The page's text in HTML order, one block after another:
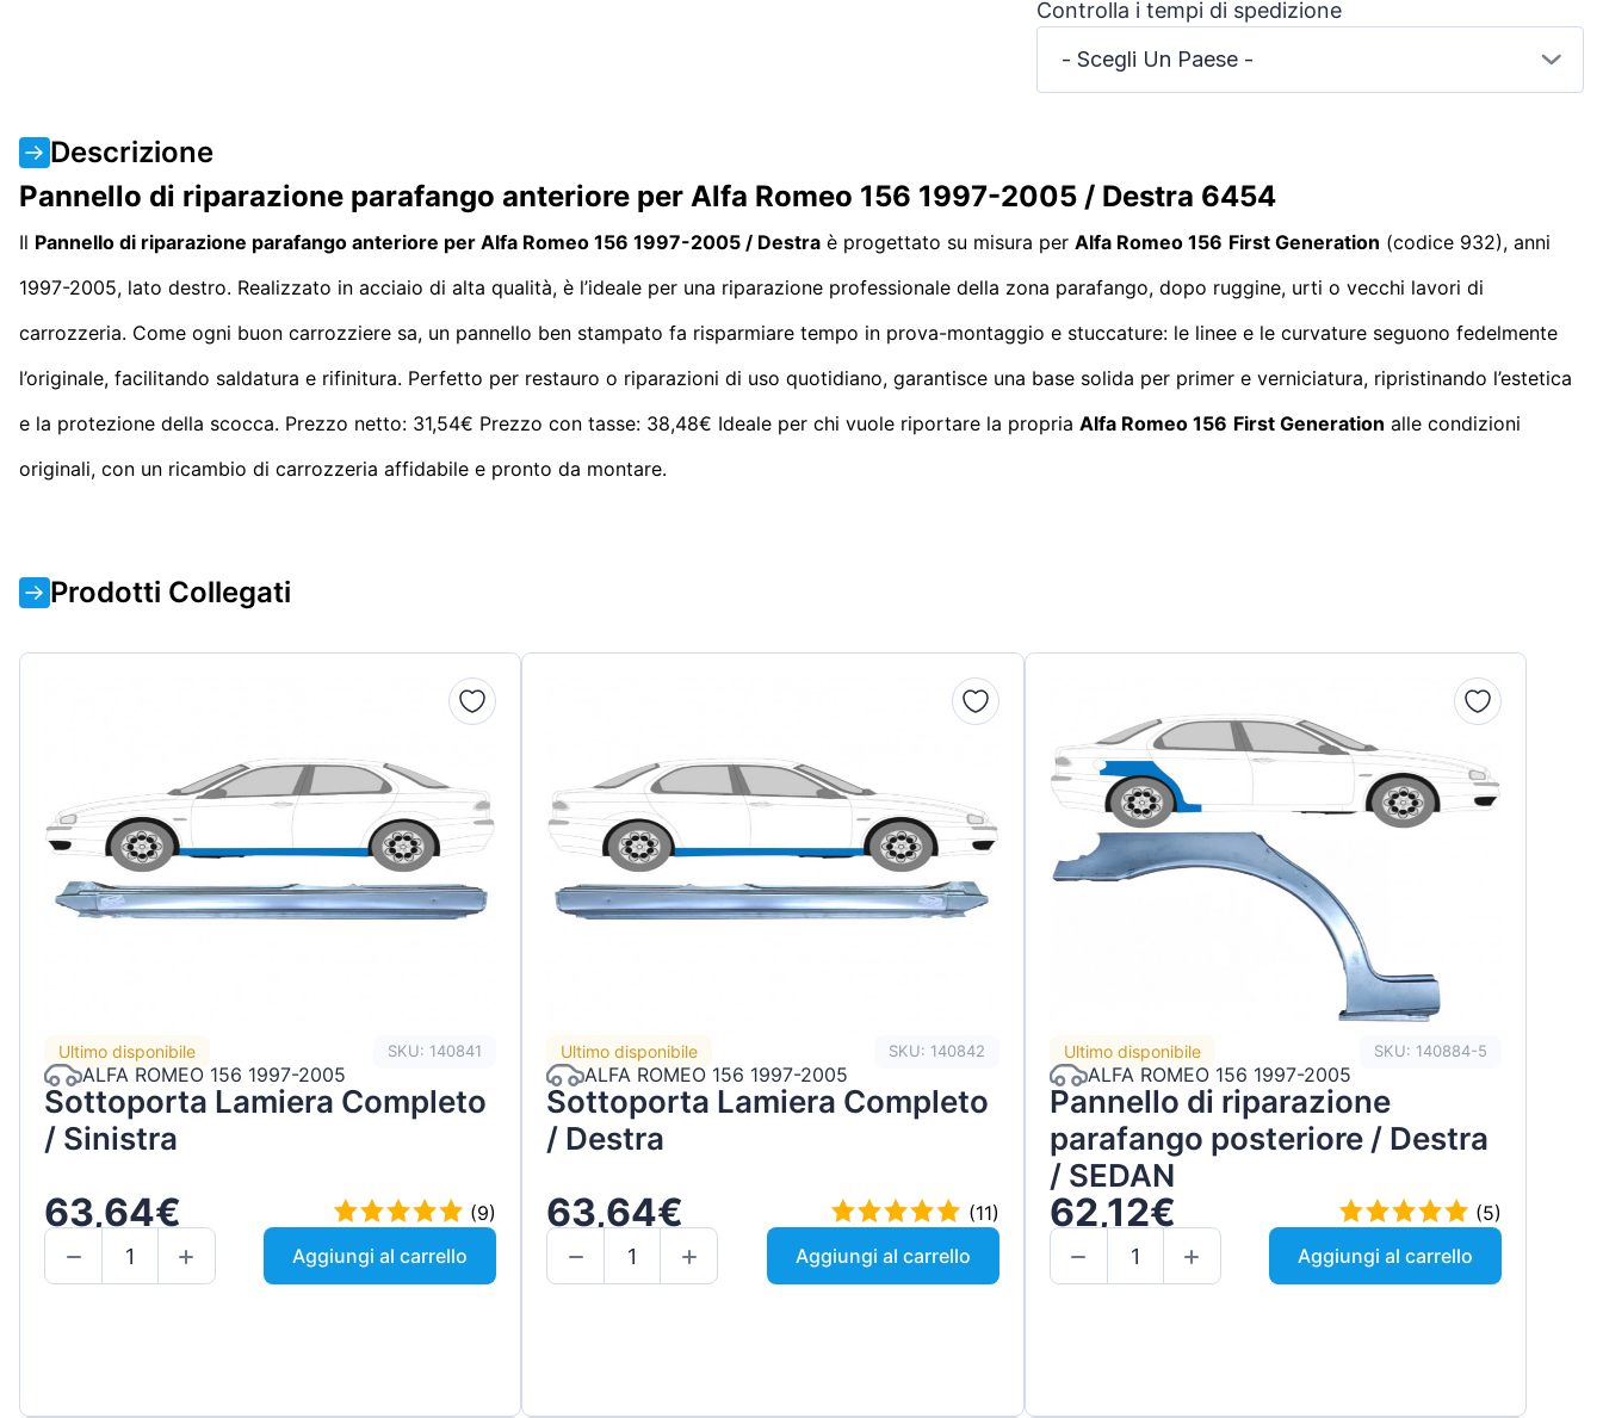
Controlla i tempi di spedizione
- Scegli Un Paese -
Descrizione
Pannello di riparazione parafango anteriore per Alfa Romeo 156 1997-2005 / Destra 6454
Il Pannello di riparazione parafango anteriore per Alfa Romeo 156 1997-2005 / Destra è progettato su misura per Alfa Romeo 156 First Generation (codice 932), anni
1997-2005, lato destro. Realizzato in acciaio di alta qualità, è l’ideale per una riparazione professionale della zona parafango, dopo ruggine, urti o vecchi lavori di
carrozzeria. Come ogni buon carrozziere sa, un pannello ben stampato fa risparmiare tempo in prova-montaggio e stuccature: le linee e le curvature seguono fedelmente
l’originale, facilitando saldatura e rifinitura. Perfetto per restauro o riparazioni di uso quotidiano, garantisce una base solida per primer e verniciatura, ripristinando l’estetica
e la protezione della scocca. Prezzo netto: 31,54€ Prezzo con tasse: 38,48€ Ideale per chi vuole riportare la propria Alfa Romeo 156 First Generation alle condizioni
originali, con un ricambio di carrozzeria affidabile e pronto da montare.
Prodotti Collegati
Ultimo disponibile SKU: 140841
ALFA ROMEO 156 1997-2005
Sottoporta Lamiera Completo
/ Sinistra
63,64€
(9)
Aggiungi al carrello
Ultimo disponibile SKU: 140842
ALFA ROMEO 156 1997-2005
Sottoporta Lamiera Completo
/ Destra
63,64€
(11)
Aggiungi al carrello
Ultimo disponibile SKU: 140884-5
ALFA ROMEO 156 1997-2005
Pannello di riparazione
parafango posteriore / Destra
/ SEDAN
62,12€
(5)
Aggiungi al carrello